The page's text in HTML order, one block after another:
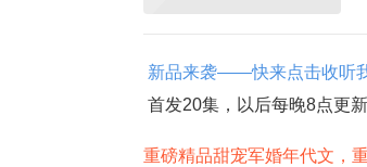
新品来袭——快来点击收听
首发20集，以后每晚8点更
重磅精品甜宠军婚年代文，